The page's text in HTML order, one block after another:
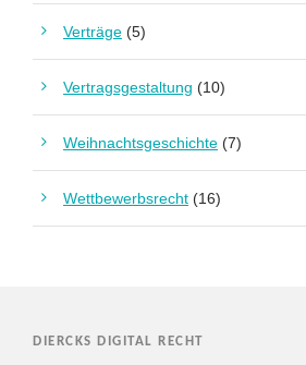
Verträge (5)
Vertragsgestaltung (10)
Weihnachtsgeschichte (7)
Wettbewerbsrecht (16)
DIERCKS DIGITAL RECHT